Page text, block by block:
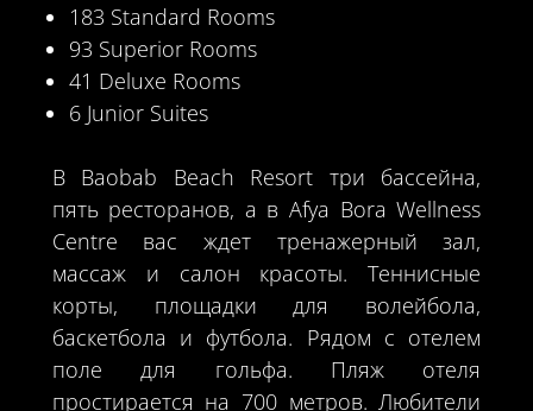
183 Standard Rooms
93 Superior Rooms
41 Deluxe Rooms
6 Junior Suites
В Baobab Beach Resort три бассейна,
пять ресторанов, а в Afya Bora Wellness
Centre вас ждет тренажерный зал,
массаж и салон красоты. Теннисные
корты, площадки для волейбола,
баскетбола и футбола. Рядом с отелем
поле для гольфа. Пляж отеля
простирается на 700 метров. Любители